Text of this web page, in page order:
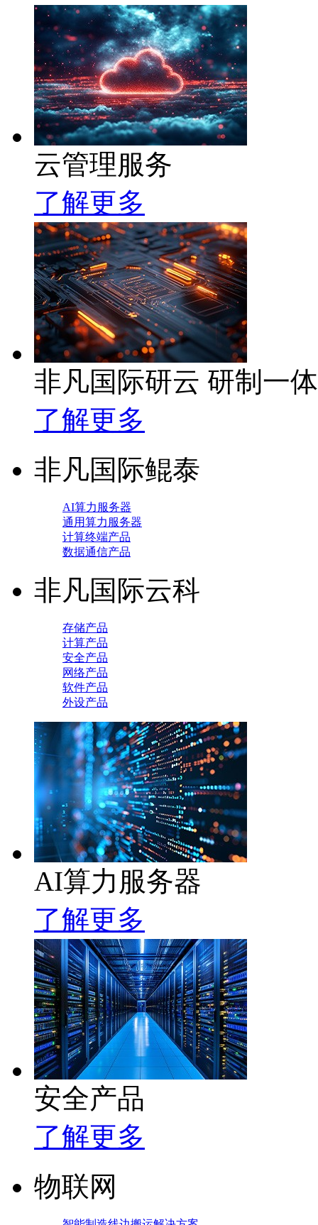
云管理服务
了解更多
非凡国际研云 研制一
了解更多
非凡国际鲲泰
AI算力服务器
通用算力服务器
计算终端产品
数据通信产品
非凡国际云科
存储产品
计算产品
安全产品
网络产品
软件产品
外设产品
AI算力服务器
了解更多
安全产品
了解更多
物联网